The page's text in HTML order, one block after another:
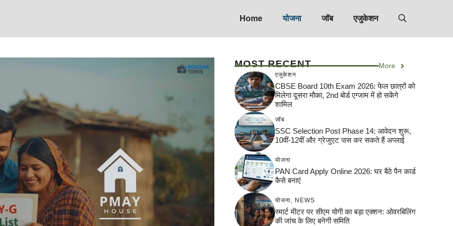
Home योजना जॉब एजुकेशन
MOST RECENT More
एजुकेशन
CBSE Board 10th Exam 2026: फेल छात्रों को
मिलेगा दूसरा मौका, 2nd बोर्ड एग्जाम में हो सकेंगे
शामिल
जॉब
SSC Selection Post Phase 14: आवेदन शुरू,
10वीं-12वीं और ग्रेजुएट पास कर सकते हैं अप्लाई
योजना
PAN Card Apply Online 2026: घर बैठे पैन कार्ड
कैसे बनाएं
योजना NEWS
स्मार्ट मीटर पर सीएम योगी का बड़ा एक्शन: ओवरबिलिंग
की जांच के लिए बनेगी समिति